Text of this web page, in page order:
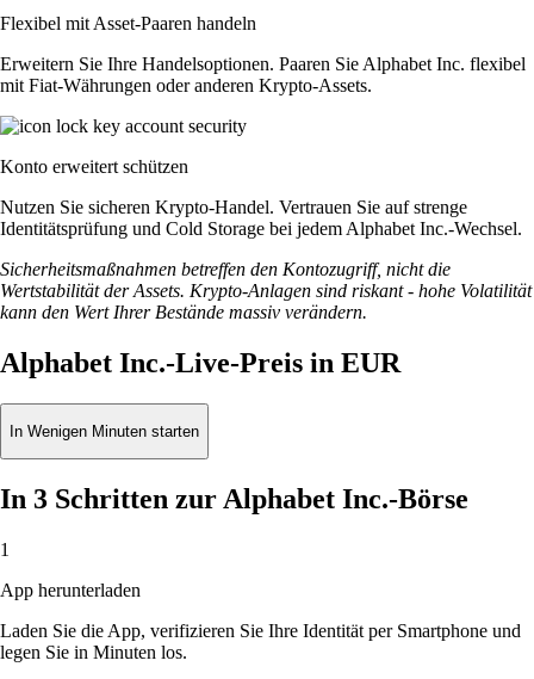
Flexibel mit Asset-Paaren handeln
Erweitern Sie Ihre Handelsoptionen. Paaren Sie Alphabet Inc. flexibel
mit Fiat-Währungen oder anderen Krypto-Assets.
Konto erweitert schützen
Nutzen Sie sicheren Krypto-Handel. Vertrauen Sie auf strenge
Identitätsprüfung und Cold Storage bei jedem Alphabet Inc.-Wechsel.
Sicherheitsmaßnahmen betreffen den Kontozugriff, nicht die
Wertstabilität der Assets. Krypto-Anlagen sind riskant - hohe Volatilität
kann den Wert Ihrer Bestände massiv verändern.
Alphabet Inc.-Live-Preis in EUR
In Wenigen Minuten starten
In 3 Schritten zur Alphabet Inc.-Börse
1
App herunterladen
Laden Sie die App, verifizieren Sie Ihre Identität per Smartphone und
legen Sie in Minuten los.